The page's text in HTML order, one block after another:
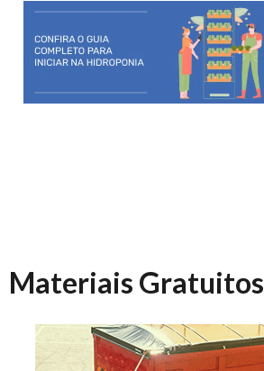
Materiais Gratuitos